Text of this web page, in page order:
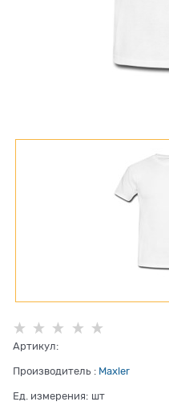
Артикул:
Производитель : Maxler
Ед. измерения: шт